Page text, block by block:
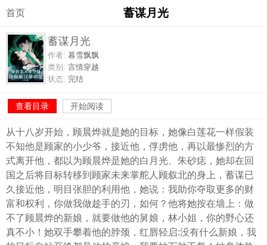
首页 蓄谋月光
蓄谋月光
作者: 暮雪飘飘
类别: 言情穿越
状态: 完结
查看目录 开始阅读
从十八岁开始，顾晨烨就是她的目标，她像白莲花一样假装
不知他是顾家的小少爷，接近他，俘虏他，再以最惨烈的方
式离开他，都以为顾晨烨是她的白月光、朱砂痣，她却在回
国之后将目标转移到顾家未来掌舵人顾叙北的身上，蓄谋已
久接近他，明目张胆的利用他，她说：我助你夺取更多的财
富和权利，你做我做趁手的刃，如何？他将她按在墙上：做
不了顾晨烨的新娘，就要做他的舅娘，林小姐，你的野心还
真不小！她双手攀着他的脖颈，红唇轻启:没有什么新娘，我